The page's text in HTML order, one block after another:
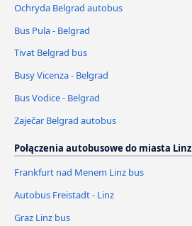
Ochryda Belgrad autobus
Bus Pula - Belgrad
Tivat Belgrad bus
Busy Vicenza - Belgrad
Bus Vodice - Belgrad
Zaječar Belgrad autobus
Połączenia autobusowe do miasta Linz
Frankfurt nad Menem Linz bus
Autobus Freistadt - Linz
Graz Linz bus